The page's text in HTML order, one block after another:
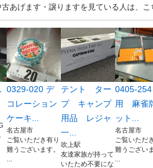
あげます・譲りますを見ている人は、こ
0329-020 デ
コレーション
ケーキ...
名古屋市
ご覧いただき有り
難うございます。
テント ター
プ キャンプ
用品 レジャ
一...
吹上駅
友達家族が持って
いたため不要にな
0405-
用 麻雀
ット...
名古屋市
ご覧いただ
難うござい